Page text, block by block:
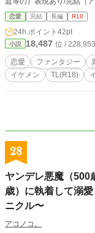
恋愛 完結 長編 R18
24h.ポイント 42pt
小説 18,487 位 /
恋愛 ファンタジー
イケメン
TL(R18)
28
ヤンデレ悪魔（500
歳）に執着して溺
ニクル〜
アコノコ。